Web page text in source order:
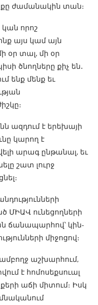
ժամանակին տան։
կան որոշ
այս կամ այն
օր տալ, մի օր
ծնողները քիչ են․
ենք մենք եւ
ազդում է երեխայի
կարող է
արագ ընթանալ, եւ
շատ լուրջ
ՄԻԱՎ ունեցողների
ճանապարհով՝ կին-
միջոցով։
աշխարհում,
է հոմոսեքսուալ
աճի միտում։ Իսկ